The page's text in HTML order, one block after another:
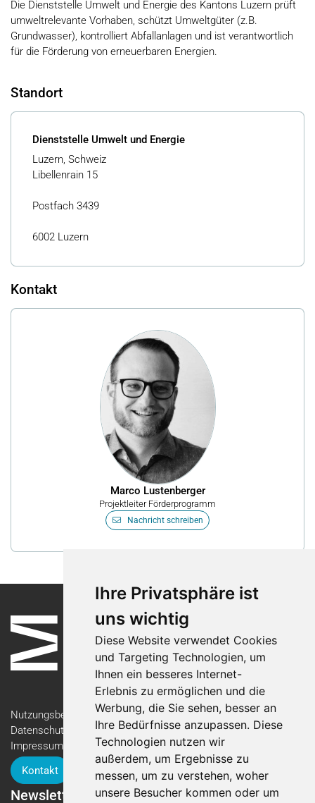
Ihre Privatsphäre ist
uns wichtig
Diese Website verwendet Cookies
und Targeting Technologien, um
Ihnen ein besseres Internet-
Erlebnis zu ermöglichen und die
Werbung, die Sie sehen, besser an
Ihre Bedürfnisse anzupassen. Diese
Technologien nutzen wir
außerdem, um Ergebnisse zu
messen, um zu verstehen, woher
unsere Besucher kommen oder um
Die Dienststelle Umwelt und Energie des Kantons Luzern prüft
umweltrelevante Vorhaben, schützt Umweltgüter (z.B.
Grundwasser), kontrolliert Abfallanlagen und ist verantwortlich
für die Förderung von erneuerbaren Energien.
Standort
Dienststelle Umwelt und Energie
Luzern, Schweiz
Libellenrain 15
Postfach 3439
6002 Luzern
Kontakt
Marco Lustenberger
Projektleiter Förderprogramm
Nachricht schreiben
Nutzungsbedingungen
Datenschutzerklärung
Impressum
Kontakt
Newsletter